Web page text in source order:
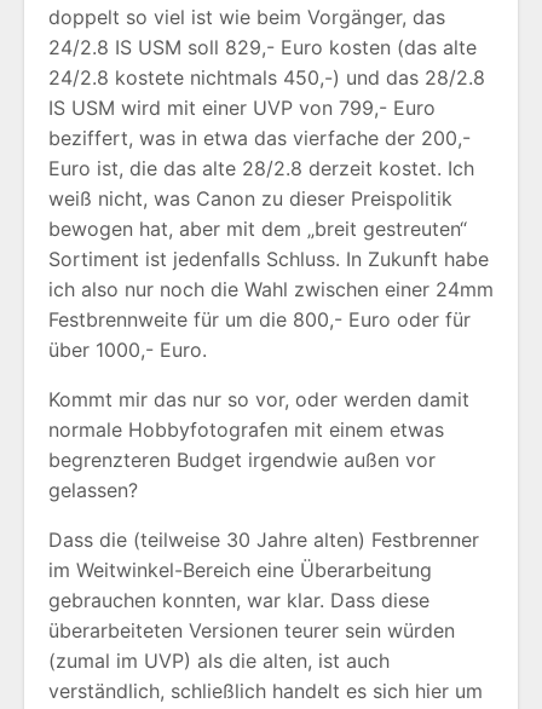
doppelt so viel ist wie beim Vorgänger, das
24/2.8 IS USM soll 829,- Euro kosten (das alte
24/2.8 kostete nichtmals 450,-) und das 28/2.8
IS USM wird mit einer UVP von 799,- Euro
beziffert, was in etwa das vierfache der 200,-
Euro ist, die das alte 28/2.8 derzeit kostet. Ich
weiß nicht, was Canon zu dieser Preispolitik
bewogen hat, aber mit dem „breit gestreuten“
Sortiment ist jedenfalls Schluss. In Zukunft habe
ich also nur noch die Wahl zwischen einer 24mm
Festbrennweite für um die 800,- Euro oder für
über 1000,- Euro.
Kommt mir das nur so vor, oder werden damit
normale Hobbyfotografen mit einem etwas
begrenzteren Budget irgendwie außen vor
gelassen?
Dass die (teilweise 30 Jahre alten) Festbrenner
im Weitwinkel-Bereich eine Überarbeitung
gebrauchen konnten, war klar. Dass diese
überarbeiteten Versionen teurer sein würden
(zumal im UVP) als die alten, ist auch
verständlich, schließlich handelt es sich hier um